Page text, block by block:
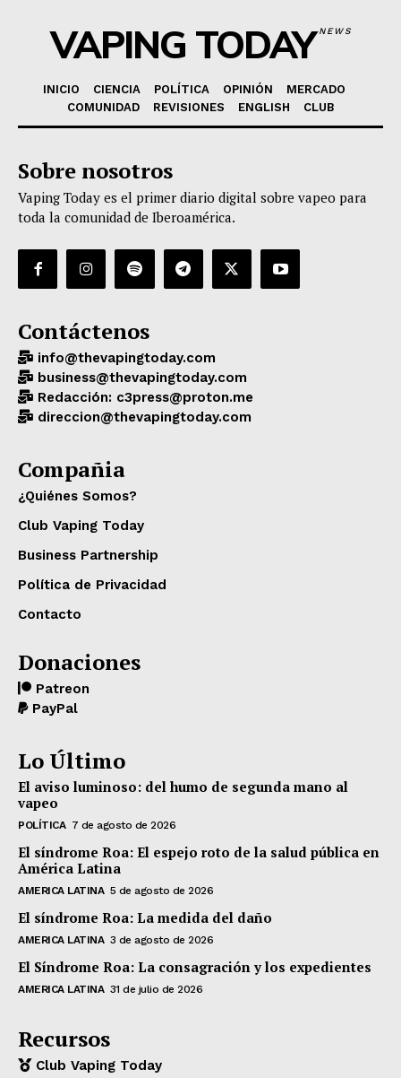
VAPING TODAYNEWS
INICIO CIENCIA POLÍTICA OPINIÓN
MERCADO
COMUNIDAD
REVISIONES ENGLISH CLUB
Sobre nosotros
Vaping Today es el primer diario digital sobre vapeo para
toda la comunidad de Iberoamérica.
Contáctenos
info@thevapingtoday.com
business@thevapingtoday.com
Redacción: c3press@proton.me
direccion@thevapingtoday.com
Compañia
¿Quiénes Somos?
Club Vaping Today
Business Partnership
Política de Privacidad
Contacto
Donaciones
Patreon
PayPal
Lo Último
El aviso luminoso: del humo de segunda mano al
vapeo
POLÍTICA 7 de agosto de 2026
El síndrome Roa: El espejo roto de la salud pública en
América Latina
AMERICA LATINA 5 de agosto de 2026
El síndrome Roa: La medida del daño
AMERICA LATINA 3 de agosto de 2026
El Síndrome Roa: La consagración y los expedientes
AMERICA LATINA 31 de julio de 2026
Recursos
Club Vaping Today